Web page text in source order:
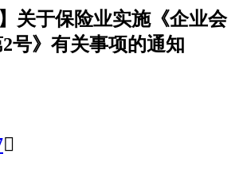
】关于保险业实施《企业会
号》有关事项的通知
